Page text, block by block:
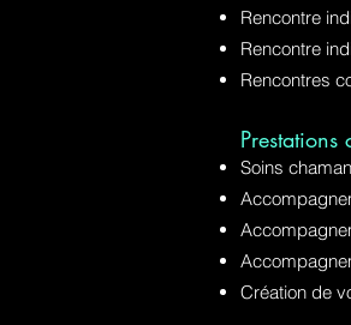
Rencontre
Rencontre
Rencontres
Soins
Création de